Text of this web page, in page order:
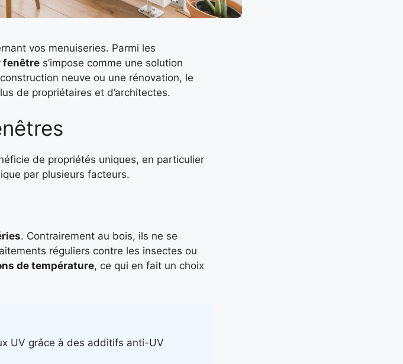
vos menuiseries. Parmi les
fenêtre s’impose comme une solution
neuve ou une rénovation, le
de propriétaires et d’architectes.
de propriétés uniques, en particulier
par plusieurs facteurs.
. Contrairement au bois, ils ne se
réguliers contre les insectes ou
de température, ce qui en fait un choix
UV grâce à des additifs anti-UV